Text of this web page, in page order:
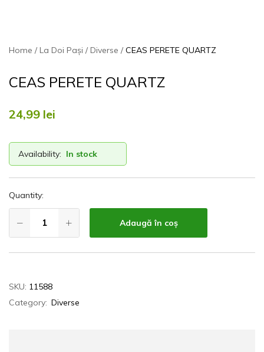
Home La Doi Pași Diverse CEAS PERETE QUARTZ
CEAS PERETE QUARTZ
24,99 lei
Availability: In stock
Quantity:
Adaugă în coș
SKU: 11588
Category: Diverse